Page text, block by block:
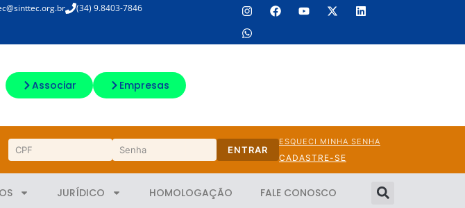
(34) 9.8403-7846
Associar Empresas
ENTRAR
ESQUECI MINHA SENHA
CADASTRE-SE
JURÍDICO HOMOLOGAÇÃO FALE CONOSCO